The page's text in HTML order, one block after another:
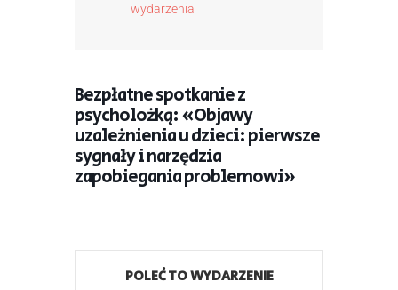
wydarzenia
Bezpłatne spotkanie z
psycholożką: «Objawy
uzależnienia u dzieci: pierwsze
sygnały i narzędzia
zapobiegania problemowi»
POLEĆ TO WYDARZENIE